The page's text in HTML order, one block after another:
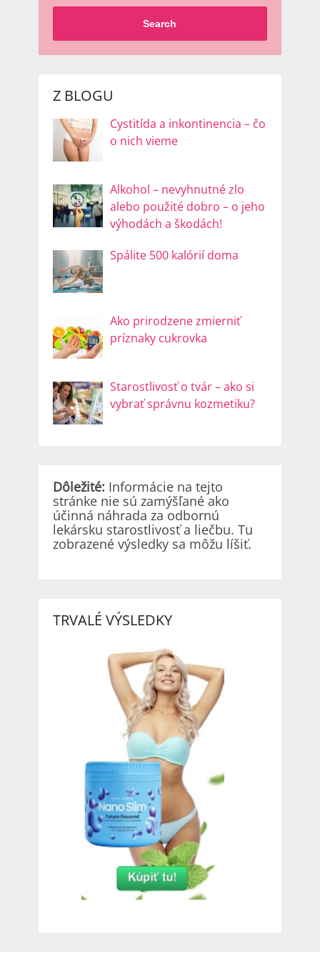
Search
Z BLOGU
Cystitída a inkontinencia – čo
o nich vieme
Alkohol – nevyhnutné zlo
alebo použité dobro – o jeho
výhodách a škodách!
Spálite 500 kalórií doma
Ako prirodzene zmierniť
príznaky cukrovka
Starostlivosť o tvár – ako si
vybrať správnu kozmetiku?
Dôležité: Informácie na tejto
stránke nie sú zamýšľané ako
účinná náhrada za odbornú
lekársku starostlivosť a liečbu. Tu
zobrazené výsledky sa môžu líšiť.
TRVALÉ VÝSLEDKY